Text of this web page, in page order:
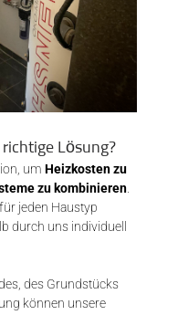
Lösung?
um Heizkosten zu
zu kombinieren.
jeden Haustyp
durch uns individuell
des Grundstücks
können unsere